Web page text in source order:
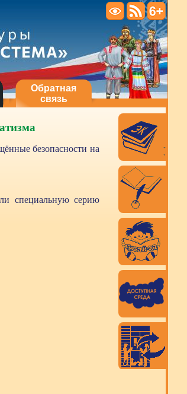
Обратная
связь
безопасности на
специальную серию